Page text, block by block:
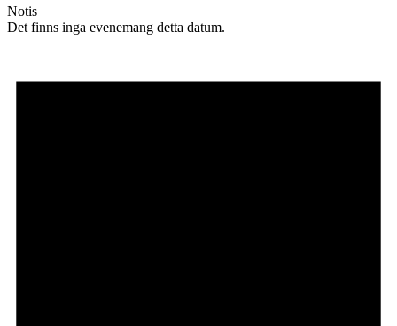
Notis
Det finns inga evenemang detta datum.